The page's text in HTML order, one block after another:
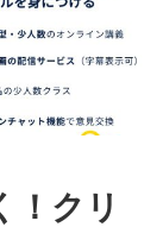
！クリ